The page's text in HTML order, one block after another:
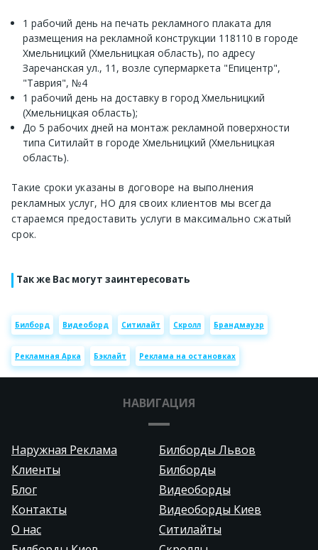
1 рабочий день на печать рекламного плаката для
размещения на рекламной конструкции 118110 в городе
Хмельницкий (Хмельницкая область), по адресу
Заречанская ул., 11, возле супермаркета "Епицентр",
"Таврия", №4
1 рабочий день на доставку в город Хмельницкий
(Хмельницкая область);
До 5 рабочих дней на монтаж рекламной поверхности
типа Ситилайт в городе Хмельницкий (Хмельницкая
область).
Такие сроки указаны в договоре на выполнения
рекламных услуг, НО для своих клиентов мы всегда
стараемся предоставить услуги в максимально сжатый
срок.
Так же Вас могут заинтересовать
Билборд Видеоборд Ситилайт Скролл Брандмауэр
Рекламная Арка Бэклайт Реклама на остановках
НАВИГАЦИЯ
Наружная Реклама
Билборды Львов
Клиенты
Билборды
Блог
Видеоборды
Контакты
Видеоборды Киев
О нас
Ситилайты